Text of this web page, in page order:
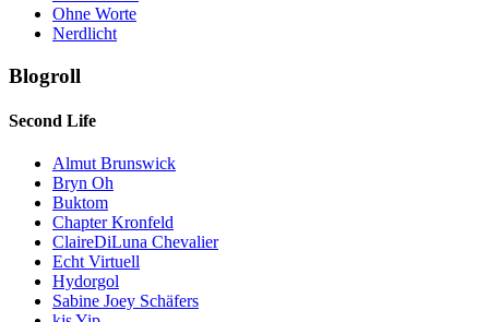
Ohne Worte
Nerdlicht
Blogroll
Second Life
Almut Brunswick
Bryn Oh
Buktom
Chapter Kronfeld
ClaireDiLuna Chevalier
Echt Virtuell
Hydorgol
Sabine Joey Schäfers